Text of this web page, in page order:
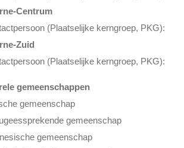
Centrum
(Plaatselijke kerngroep, PKG):
Zuid
(Plaatselijke kerngroep, PKG):
gemeenschappen
gemeenschap
gemeenschap
gemeenschap